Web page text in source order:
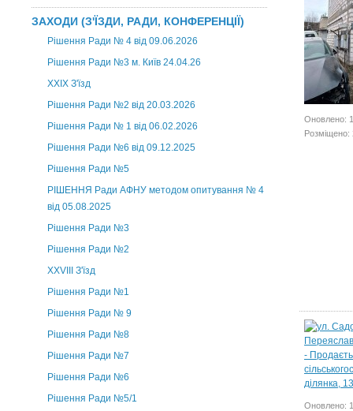
ЗАХОДИ (З'ЇЗДИ, РАДИ, КОНФЕРЕНЦІЇ)
Рішення Ради № 4 від 09.06.2026
Рішення Ради №3 м. Київ 24.04.26
XXІХ З'їзд
Рішення Ради №2 від 20.03.2026
Рішення Ради № 1 від 06.02.2026
Рішення Ради №6 від 09.12.2025
Рішення Ради №5
РІШЕННЯ Ради АФНУ методом опитування № 4
від 05.08.2025
Рішення Ради №3
Рішення Ради №2
XXVIII З'їзд
Рішення Ради №1
Рішення Ради № 9
Рішення Ради №8
Рішення Ради №7
Рішення Ради №6
Рішення Ради №5/1
Оновлено:
Розміщено:
Оновлено: